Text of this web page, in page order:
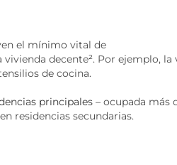
el mínimo vital de
vivienda decente². Por ejemplo, la
de cocina.
principales – ocupada más
residencias secundarias.